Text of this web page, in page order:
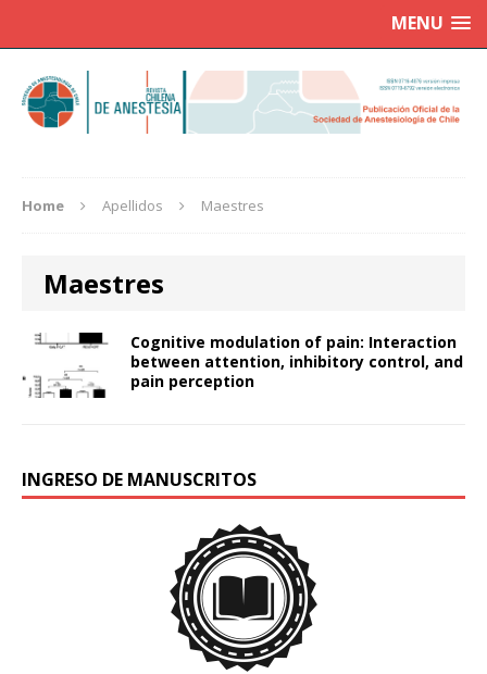
MENU
Home Apellidos Maestres
Maestres
Cognitive modulation of pain: Interaction
between attention, inhibitory control, and
pain perception
INGRESO DE MANUSCRITOS